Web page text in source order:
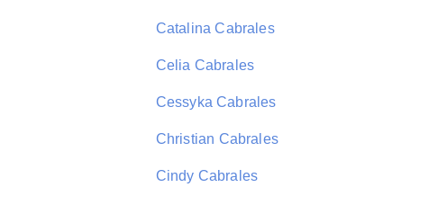
Catalina Cabrales
Celia Cabrales
Cessyka Cabrales
Christian Cabrales
Cindy Cabrales